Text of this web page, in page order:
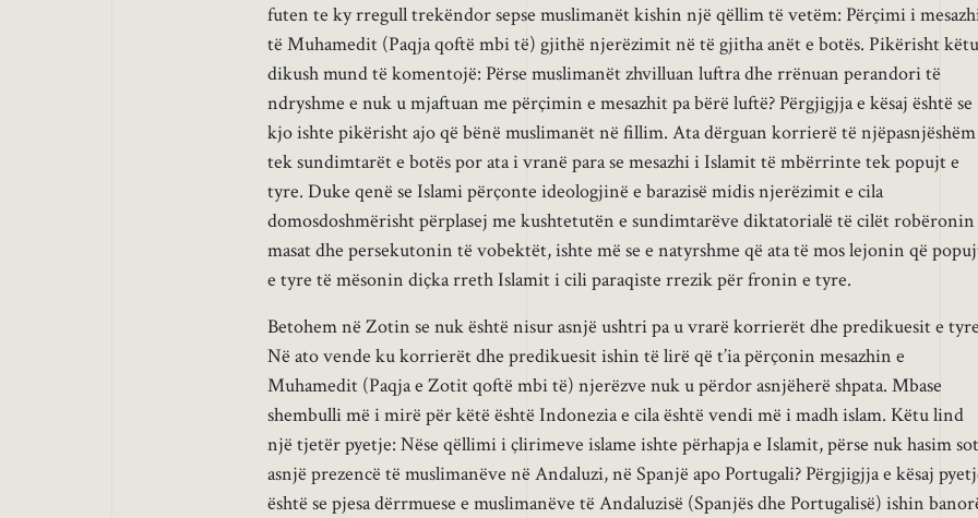
futen te ky rregull trekëndor sepse muslimanët kishin një qëllim të vetëm: Përçimi i
të Muhamedit (Paqja qoftë mbi të) gjithë njerëzimit në të gjitha anët e botës. Pikërisht këtu
dikush mund të komentojë: Përse muslimanët zhvilluan luftra dhe rrënuan perandori të
ndryshme e nuk u mjaftuan me përçimin e mesazhit pa bërë luftë? Përgjigjja e kësaj është se
kjo ishte pikërisht ajo që bënë muslimanët në fillim. Ata dërguan korrierë të njëpasnjëshëm
tek sundimtarët e botës por ata i vranë para se mesazhi i Islamit të mbërrinte tek popujt e
tyre. Duke qenë se Islami përçonte ideologjinë e barazisë midis njerëzimit e cila
domosdoshmërisht përplasej me kushtetutën e sundimtarëve diktatorialë të cilët robëronin
masat dhe persekutonin të vobektët, ishte më se e natyrshme që ata të mos lejonin që
e tyre të mësonin diçka rreth Islamit i cili paraqiste rrezik për fronin e tyre.
Betohem në Zotin se nuk është nisur asnjë ushtri pa u vrarë korrierët dhe predikuesit e
Në ato vende ku korrierët dhe predikuesit ishin të lirë që t’ia përçonin mesazhin e
Muhamedit (Paqja e Zotit qoftë mbi të) njerëzve nuk u përdor asnjëherë shpata. Mbase
shembulli më i mirë për këtë është Indonezia e cila është vendi më i madh islam. Këtu lind
një tjetër pyetje: Nëse qëllimi i çlirimeve islame ishte përhapja e Islamit, përse nuk hasim sot
asnjë prezencë të muslimanëve në Andaluzi, në Spanjë apo Portugali? Përgjigjja e kësaj
është se pjesa dërrmuese e muslimanëve të Andaluzisë (Spanjës dhe Portugalisë) ishin